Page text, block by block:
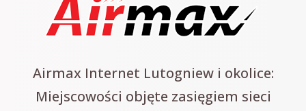
Airmax Internet Lutogniew i okolice:
Miejscowości objęte zasięgiem sieci